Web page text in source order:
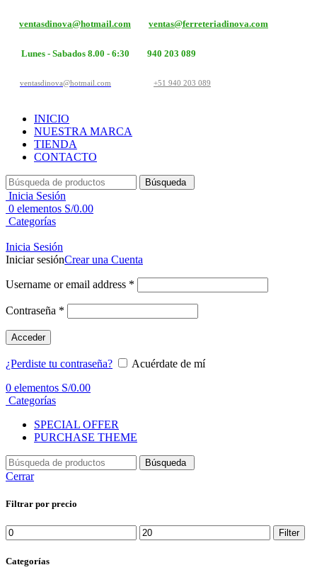
ventasdinova@hotmail.com ventas@ferreteriadinova.com
Lunes - Sabados 8.00 - 6:30 940 203 089
ventasdinova@hotmail.com +51 940 203 089
INICIO
NUESTRA MARCA
TIENDA
CONTACTO
Búsqueda
Inicia Sesión
0 elementos S/0.00
Categorías
Inicia Sesión
Iniciar sesiónCrear una Cuenta
Username or email address *
Contraseña *
Acceder
¿Perdiste tu contraseña?
Acuérdate de mí
0 elementos S/0.00
Categorías
SPECIAL OFFER
PURCHASE THEME
Búsqueda
Cerrar
Filtrar por precio
Min
price
Max
price
Filter
Categorías